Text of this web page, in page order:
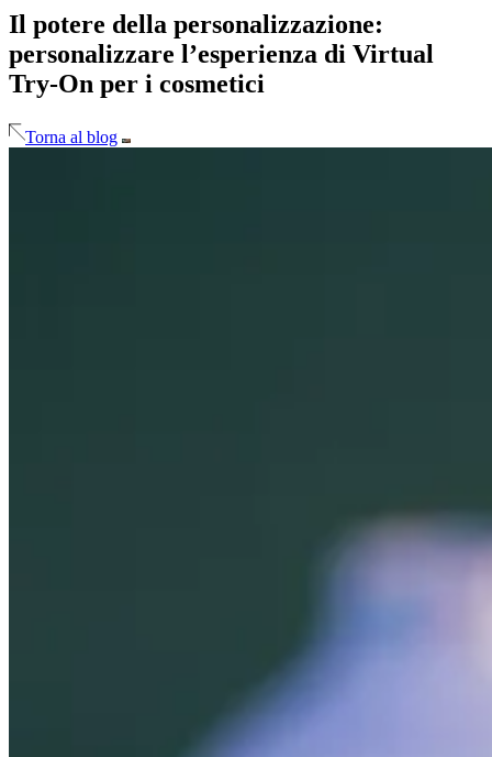
Il potere della personalizzazione:
personalizzare l’esperienza di Virtual
Try-On per i cosmetici
Torna al blog